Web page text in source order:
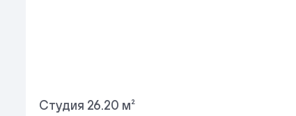
Студия 26.20 м²